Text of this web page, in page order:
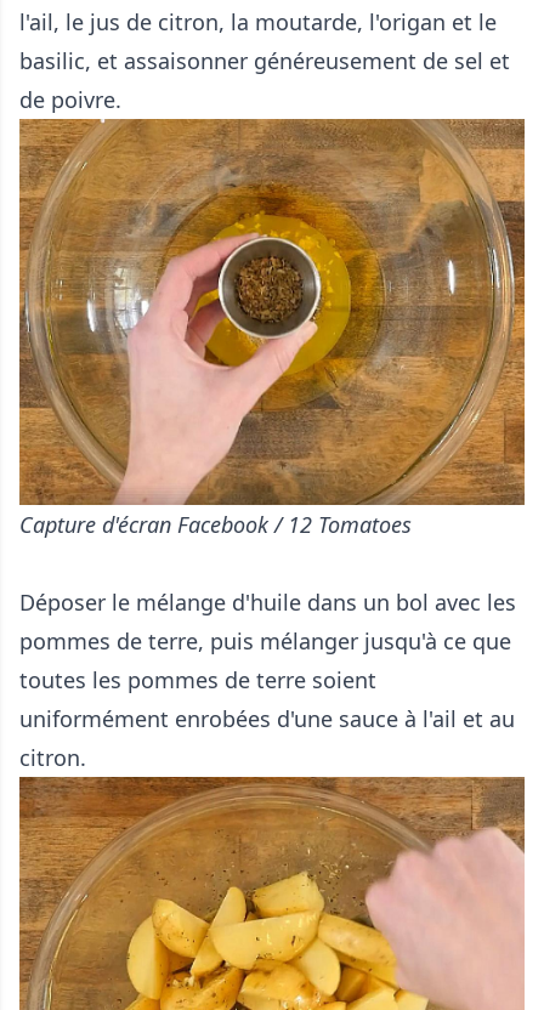
l'ail, le jus de citron, la moutarde, l'origan et le
basilic, et assaisonner généreusement de sel et
de poivre.
Capture d'écran Facebook / 12 Tomatoes
Déposer le mélange d'huile dans un bol avec les
pommes de terre, puis mélanger jusqu'à ce que
toutes les pommes de terre soient
uniformément enrobées d'une sauce à l'ail et au
citron.